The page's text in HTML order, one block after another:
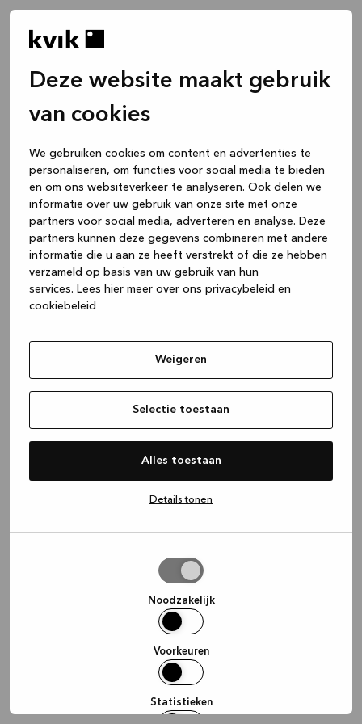
Deze website maakt gebruik
van cookies
We gebruiken cookies om content en advertenties te
personaliseren, om functies voor social media te bieden
en om ons websiteverkeer te analyseren. Ook delen we
informatie over uw gebruik van onze site met onze
partners voor social media, adverteren en analyse. Deze
partners kunnen deze gegevens combineren met andere
informatie die u aan ze heeft verstrekt of die ze hebben
verzameld op basis van uw gebruik van hun
services. Lees hier meer over ons privacybeleid en
cookiebeleid
Weigeren
Selectie toestaan
Alles toestaan
Details tonen
Noodzakelijk
Voorkeuren
Statistieken
(see the browser console for more
information).